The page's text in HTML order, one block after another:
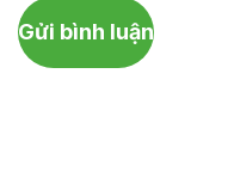
Gửi bình luận